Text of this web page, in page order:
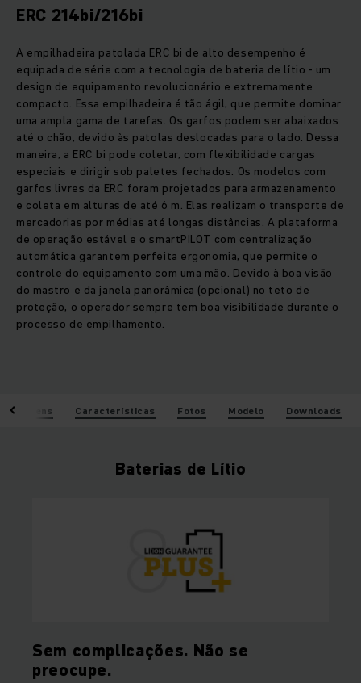
ERC 214bi/216bi
A empilhadeira patolada ERC bi de alto desempenho é
equipada de série com a tecnologia de bateria de lítio - um
design de equipamento revolucionário e extremamente
compacto. Essa empilhadeira é tão ágil, que permite dominar
uma ampla gama de tarefas. Os garfos podem ser abaixados
até o chão, devido às patolas deslocadas para o lado. Dessa
maneira, a ERC bi pode coletar, com flexibilidade cargas
especiais e dirigir sob paletes fechados. Os modelos com
garfos livres da ERC foram projetados para armazenamento
e coleta em alturas de até 6 m. Elas realizam o transporte de
mercadorias por médias até longas distâncias. A plataforma
de operação estável e o smartPILOT com centralização
automática garantem perfeita ergonomia, que permite o
controle do equipamento com uma mão. Devido à boa visão
do mastro e da janela panorâmica (opcional) no teto de
proteção, o operador sempre tem boa visibilidade durante o
processo de empilhamento.
Vantagens Características Fotos Modelo Downloads
Baterias de Lítio
Sem complicações. Não se
preocupe.